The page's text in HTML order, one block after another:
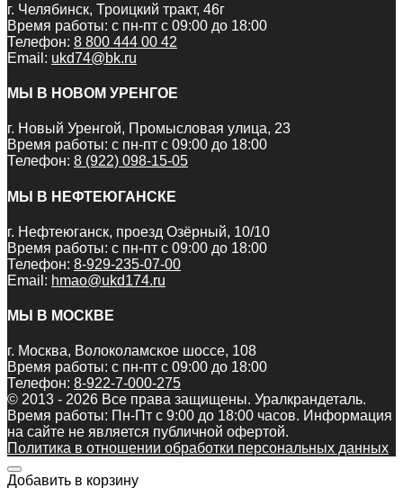
г. Челябинск, Троицкий тракт, 46г
Время работы: с пн-пт с 09:00 до 18:00
Телефон: 8 800 444 00 42
Email: ukd74@bk.ru
МЫ В НОВОМ УРЕНГОЕ
г. Новый Уренгой, Промысловая улица, 23
Время работы: с пн-пт с 09:00 до 18:00
Телефон: 8 (922) 098-15-05
МЫ В НЕФТЕЮГАНСКЕ
г. Нефтеюганск, проезд Озёрный, 10/10
Время работы: с пн-пт с 09:00 до 18:00
Телефон: 8-929-235-07-00
Email: hmao@ukd174.ru
МЫ В МОСКВЕ
г. Москва, Волоколамское шоссе, 108
Время работы: с пн-пт с 09:00 до 18:00
Телефон: 8-922-7-000-275
© 2013 - 2026 Все права защищены. Уралкрандеталь.
Время работы: Пн-Пт c 9:00 до 18:00 часов. Информация
на сайте не является публичной офертой.
Политика в отношении обработки персональных данных
Добавить в корзину